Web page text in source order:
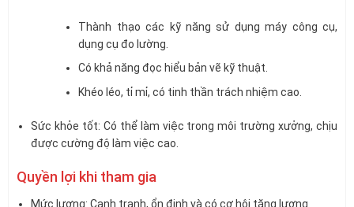
Thành thạo các kỹ năng sử dụng máy công cụ,
dụng cụ đo lường.
Có khả năng đọc hiểu bản vẽ kỹ thuật.
Khéo léo, tỉ mỉ, có tinh thần trách nhiệm cao.
Sức khỏe tốt: Có thể làm việc trong môi trường xưởng, chịu
được cường độ làm việc cao.
Quyền lợi khi tham gia
Mức lương: Cạnh tranh, ổn định và có cơ hội tăng lương.